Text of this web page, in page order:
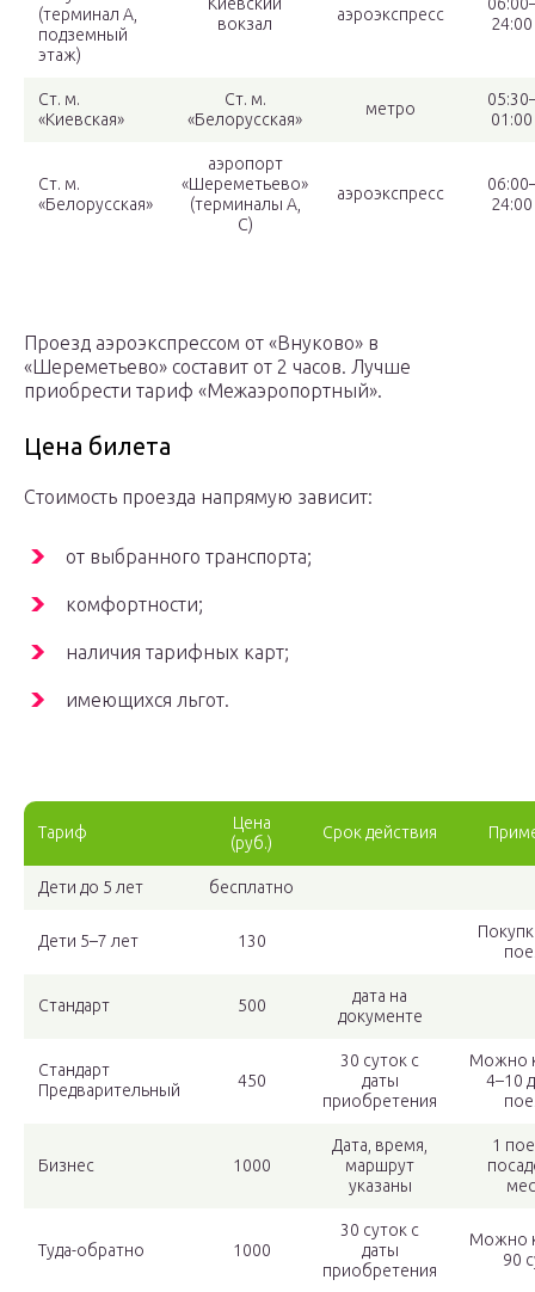
(терминал А,
подземный
этаж)
вокзал
аэроэкспресс
24:00
Ст. м.
«Киевская»
Ст. м.
«Белорусская»
метро
01:00
Ст. м.
«Белорусская»
аэропорт
«Шереметьево»
(терминалы А,
С)
аэроэкспресс
24:00
Проезд аэроэкспрессом от «Внуково» в
«Шереметьево» составит от 2 часов. Лучше
приобрести тариф «Межаэропортный».
Цена билета
Стоимость проезда напрямую зависит:
от выбранного транспорта;
комфортности;
наличия тарифных карт;
имеющихся льгот.
Тариф
Цена
(руб.)
Срок действия
Дети до 5 лет бесплатно
Дети 5–7 лет 130
Стандарт 500
дата на
документе
Стандарт
Предварительный
450
30 суток с
даты
приобретения
Можно
4–10
Бизнес 1000
Дата, время,
маршрут
указаны
1
Туда-обратно 1000
30 суток с
даты
приобретения
Можно
90